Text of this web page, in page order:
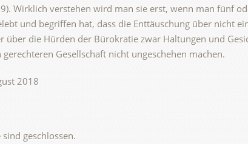
Wirklich verstehen wird man sie erst, wenn man fünf
und begriffen hat, dass die Enttäuschung über nicht
über die Hürden der Bürokratie zwar Haltungen und
Gesellschaft nicht ungeschehen machen.
2018
geschlossen.